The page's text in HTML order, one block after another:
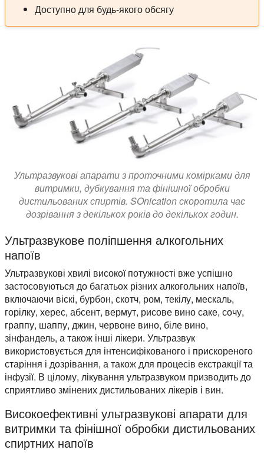
Доступно для будь-якого обсягу
Ультразвукові апарати з проточними комірками для
витримки, дубкування та фінішної обробки
дистильованих спиртів. SOnication скоротила час
дозрівання з декількох років до декількох годин.
Ультразвукове поліпшення алкогольних
напоїв
Ультразвукові хвилі високої потужності вже успішно
застосовуються до багатьох різних алкогольних напоїв,
включаючи віскі, бурбон, скотч, ром, текілу, мескаль,
горілку, херес, абсент, вермут, рисове вино саке, сочу,
граппу, шаппу, джин, червоне вино, біле вино,
зінфандель, а також інші лікери. Ультразвук
використовується для інтенсифікованого і прискореного
старіння і дозрівання, а також для процесів екстракції та
інфузії. В цілому, лікування ультразвуком призводить до
сприятливо змінених дистильованих лікерів і вин.
Високоефективні ультразвукові апарати для
витримки та фінішної обробки дистильованих
спиртних напоїв